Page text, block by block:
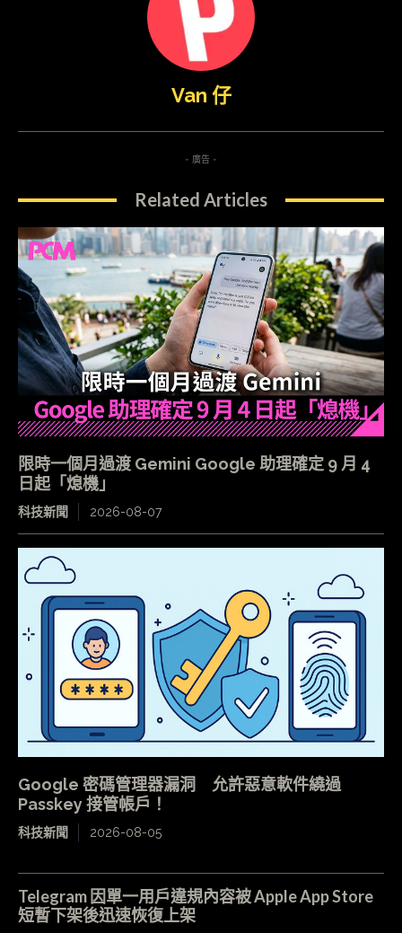
Van 仔
- 廣告 -
Related Articles
限時一個月過渡 Gemini Google 助理確定 9 月 4
日起「熄機」
科技新聞 2026-08-07
Google 密碼管理器漏洞 允許惡意軟件繞過
Passkey 接管帳戶！
科技新聞 2026-08-05
Telegram 因單一用戶違規內容被 Apple App Store
短暫下架後迅速恢復上架